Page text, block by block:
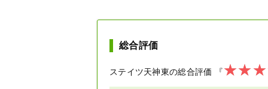
総合評価
ステイツ天神東の総合評価 『